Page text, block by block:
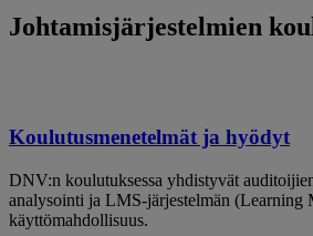
Johtamisjärjestelmien
Koulutusmenetelmät ja hyödyt
DNV:n koulutuksessa yhdistyvät
analysointi ja LMS-järjestelmän (Learning
käyttömahdollisuus.